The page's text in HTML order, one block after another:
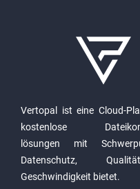
Vertopal ist eine Cloud-
kostenlose
lösungen mit
Datenschutz,
Geschwindigkeit bietet.